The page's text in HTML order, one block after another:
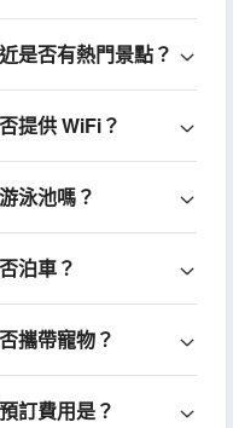
是否有熱門景點？
提供 WiFi？
泳池嗎？
泊車？
攜帶寵物？
訂費用是？